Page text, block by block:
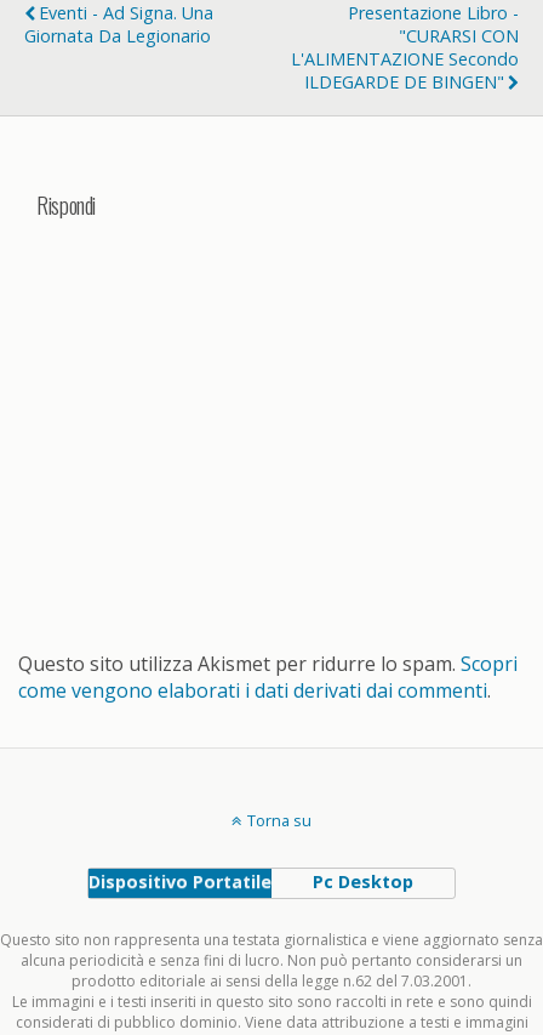
Eventi - Ad Signa. Una
Giornata Da Legionario
Presentazione Libro -
"CURARSI CON
L'ALIMENTAZIONE Secondo
ILDEGARDE DE BINGEN"
Rispondi
Questo sito utilizza Akismet per ridurre lo spam. Scopri
come vengono elaborati i dati derivati dai commenti.
Torna su
Dispositivo Portatile Pc Desktop
Questo sito non rappresenta una testata giornalistica e viene aggiornato senza
alcuna periodicità e senza fini di lucro. Non può pertanto considerarsi un
prodotto editoriale ai sensi della legge n.62 del 7.03.2001.
Le immagini e i testi inseriti in questo sito sono raccolti in rete e sono quindi
considerati di pubblico dominio. Viene data attribuzione a testi e immagini